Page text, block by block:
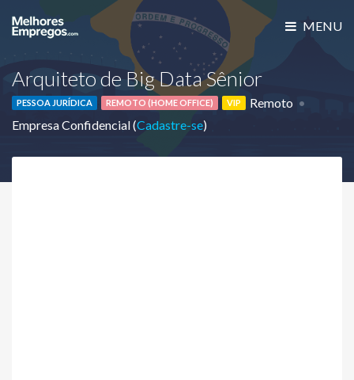
MENU
Arquiteto de Big Data Sênior
PESSOA JURÍDICA REMOTO (HOME OFFICE) VIP
Remoto
Empresa Confidencial (Cadastre-se)